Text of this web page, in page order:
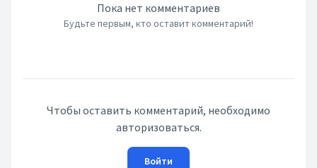
Пока нет комментариев
Будьте первым, кто оставит комментарий!
Чтобы оставить комментарий, необходимо
авторизоваться.
Войти